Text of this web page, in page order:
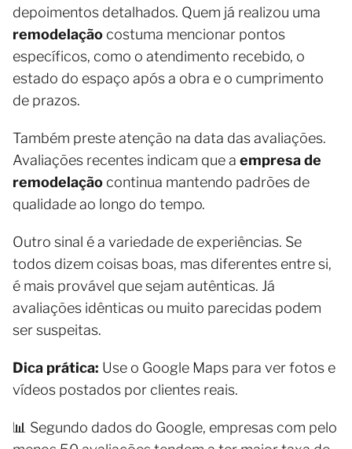
depoimentos detalhados. Quem já realizou uma
remodelação costuma mencionar pontos
específicos, como o atendimento recebido, o
estado do espaço após a obra e o cumprimento
de prazos.
Também preste atenção na data das avaliações.
Avaliações recentes indicam que a empresa de
remodelação continua mantendo padrões de
qualidade ao longo do tempo.
Outro sinal é a variedade de experiências. Se
todos dizem coisas boas, mas diferentes entre si,
é mais provável que sejam autênticas. Já
avaliações idênticas ou muito parecidas podem
ser suspeitas.
Dica prática: Use o Google Maps para ver fotos e
vídeos postados por clientes reais.
📊 Segundo dados do Google, empresas com pelo